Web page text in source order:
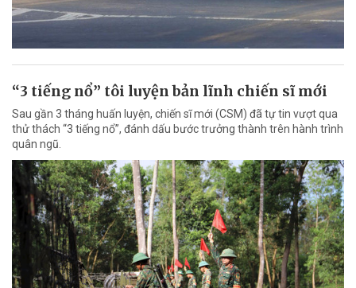
“3 tiếng nổ” tôi luyện bản lĩnh chiến sĩ mới
Sau gần 3 tháng huấn luyện, chiến sĩ mới (CSM) đã tự tin vượt qua
thử thách “3 tiếng nổ”, đánh dấu bước trưởng thành trên hành trình
quân ngũ.